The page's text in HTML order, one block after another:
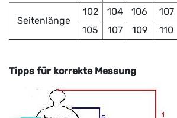
Seitenlänge
102 104 106 107
105
107 109 110
Tipps für korrekte Messung